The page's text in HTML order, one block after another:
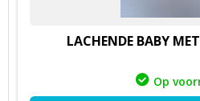
LACHENDE BABY
Op